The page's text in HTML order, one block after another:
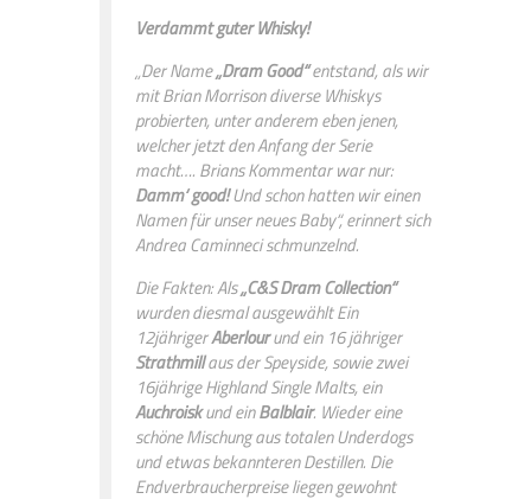
Verdammt guter Whisky!
„Der Name„Dram Good“entstand, als wir
mit Brian Morrison diverse Whiskys
probierten, unter anderem eben jenen,
welcher jetzt den Anfang der Serie
macht…. Brians Kommentar war nur:
Damm‘ good!Und schon hatten wir einen
Namen für unser neues Baby“, erinnert sich
Andrea Caminneci schmunzelnd.
Die Fakten: Als„C&S Dram Collection“
wurden diesmal ausgewählt Ein
12jährigerAberlourund ein 16 jähriger
Strathmillaus der Speyside, sowie zwei
16jährige Highland Single Malts, ein
Auchroiskund einBalblair. Wieder eine
schöne Mischung aus totalen Underdogs
und etwas bekannteren Destillen. Die
Endverbraucherpreise liegen gewohnt